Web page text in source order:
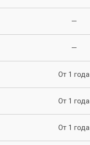
—
—
От 1 года
От 1 года
От 1 года